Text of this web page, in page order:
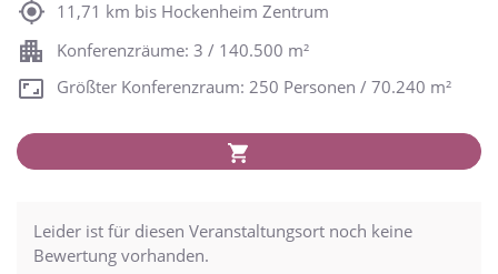
11,71 km bis Hockenheim Zentrum
Konferenzräume: 3 / 140.500 m²
Größter Konferenzraum: 250 Personen / 70.240 m²
Leider ist für diesen Veranstaltungsort noch keine
Bewertung vorhanden.